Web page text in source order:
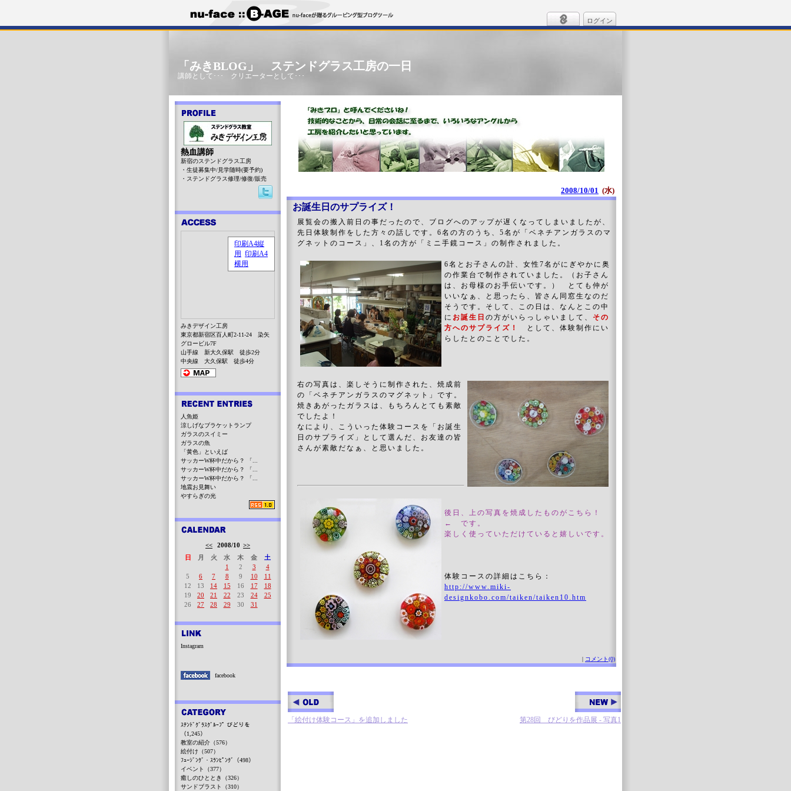
ログイン
「みきBLOG」 ステンドグラス工房の一日
講師として･･･ クリエーターとして･･･
2008/10/01 (水)
お誕生日のサプライズ！
展覧会の搬入前日の事だったので、ブログへのアップが遅くなってしまいましたが、
先日体験制作をした方々の話しです。6名の方のうち、5名が「ベネチアンガラスのマ
グネットのコース」、1名の方が「ミニ手鏡コース」の制作されました。
6名とお子さんの計、女性7名がにぎやかに奥
の作業台で制作されていました。（お子さん
は、お母様のお手伝いです。） とても仲が
いいなぁ、と思ったら、皆さん同窓生なのだ
そうです。そして、この日は、なんとこの中
に お誕生日 の方がいらっしゃいまして、 その
方へのサプライズ！
として、体験制作にい
らしたとのことでした。
右の写真は、楽しそうに制作された、焼成前
の「ベネチアンガラスのマグネット」です。
焼きあがったガラスは、もちろんとても素敵
でしたよ！
なにより、こういった体験コースを「お誕生
日のサプライズ」として選んだ、お友達の皆
さんが素敵だなぁ、と思いました。
後日、上の写真を焼成したものがこちら！
← です。
楽しく使っていただけていると嬉しいです。
体験コースの詳細はこちら：
http://www.miki-
designkobo.com/taiken/taiken10.htm
| コメント(0)
「絵付け体験コース」を追加しました 第28回 びどりを作品展 - 写真1
熱血講師
新宿のステンドグラス工房
・生徒募集中/見学随時(要予約)
・ステンドグラス修理/修復/販売
みきデザイン工房
東京都新宿区百人町2-11-24 染矢
グロービル7F
山手線 新大久保駅 徒歩2分
中央線 大久保駅 徒歩4分
人魚姫
涼しげなブラケットランプ
ガラスのスイミー
ガラスの魚
「黄色」といえば
サッカーW杯中だから？ 「...
サッカーW杯中だから？ 「...
サッカーW杯中だから？ 「...
地震お見舞い
やすらぎの光
<< 2008/10 >>
日
月 火 水 木 金
土
1
2 3
4
5
6 7 8 9 10
11
12
13 14 15 16 17
18
19
20 21 22 23 24
25
26
27 28 29 30 31
Instagram
facebook
ｽﾃﾝﾄﾞｸﾞﾗｽｸﾞﾙｰﾌﾟ びどりを
（1,245）
教室の紹介（576）
絵付け（507）
ﾌｭｰｼﾞﾝｸﾞ・ｽﾗﾝﾋﾟﾝｸﾞ（498）
イベント（377）
癒しのひととき（326）
サンドブラスト（310）